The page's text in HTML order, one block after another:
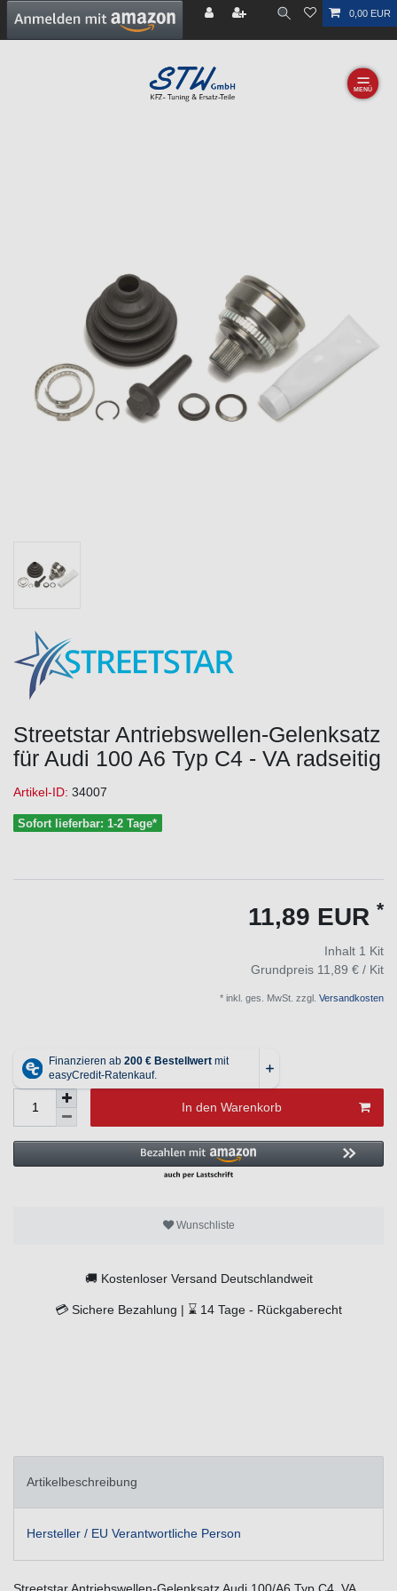
0,00 EUR
☰
Streetstar Antriebswellen-Gelenksatz
für Audi 100 A6 Typ C4 - VA radseitig
Artikel-ID: 34007
Sofort lieferbar: 1-2 Tage*
11,89 EUR *
Inhalt 1 Kit
Grundpreis 11,89 € / Kit
* inkl. ges. MwSt. zzgl. Versandkosten
In den Warenkorb
Wunschliste
🚚 Kostenloser Versand Deutschlandweit
💳 Sichere Bezahlung | ⌛ 14 Tage - Rückgaberecht
Artikelbeschreibung
Hersteller / EU Verantwortliche Person
Streetstar Antriebswellen-Gelenksatz Audi 100/A6 Typ C4, VA